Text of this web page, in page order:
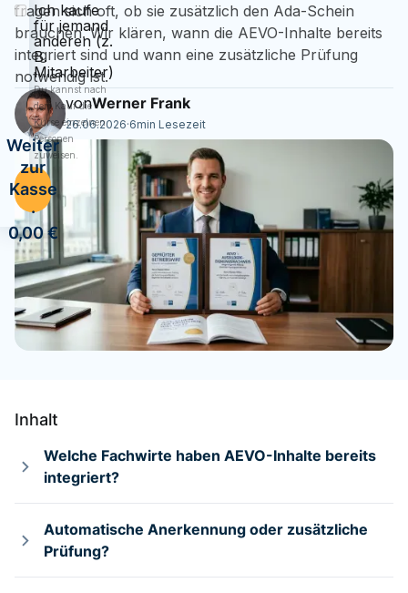
Ich kaufe
für jemand
anderen (z.
B.
Mitarbeiter)
Du kannst nach
dem Kauf die
Kurse einzelnen
Personen
zuweisen.
Weiter
zur
Kasse
·
0,00 €
fragen sich oft, ob sie zusätzlich den Ada-Schein
brauchen. Wir klären, wann die AEVO-Inhalte bereits
integriert sind und wann eine zusätzliche Prüfung
notwendig ist.
vonWerner Frank
26.06.2026·6min Lesezeit
Inhalt
Welche Fachwirte haben AEVO-Inhalte bereits
integriert?
Automatische Anerkennung oder zusätzliche
Prüfung?